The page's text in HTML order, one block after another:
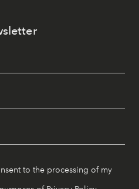
to the processing of my